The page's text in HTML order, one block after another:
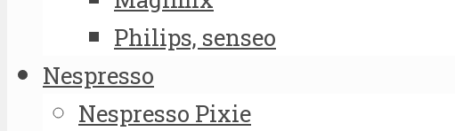
Philips, senseo
Nespresso
Nespresso Pixie